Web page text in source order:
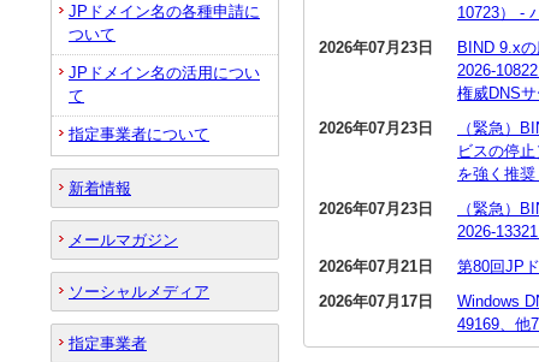
10723） -
2026年07月23日
BIND 9.x
2026-
権威DNS
2026年07月23日
（緊急）
ビスの停
を強く推奨
2026年07月23日
（緊急）
2026-
2026年07月21日
第80回JP
2026年07月17日
Windows
49169、他
JPドメイン名の各種申請に
ついて
JPドメイン名の活用につい
て
指定事業者について
新着情報
メールマガジン
ソーシャルメディア
指定事業者